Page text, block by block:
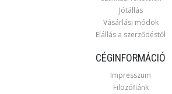
Jótállás
Vásárlási módok
Elállás a szerződéstől
CÉGINFORMÁCIÓ
Impresszum
Filozófiánk